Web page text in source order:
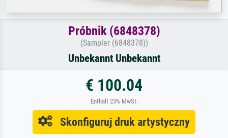
Próbnik (6848378)
(Sampler (6848378))
Unbekannt Unbekannt
€ 100.04
Enthält 23% MwSt.
Skonfiguruj druk artystyczny